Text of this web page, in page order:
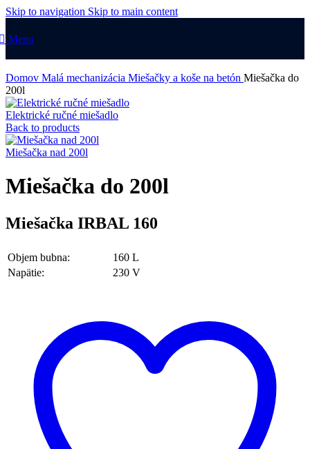
Skip to navigation Skip to main content
Menu
Domov Malá mechanizácia Miešačky a koše na betón Miešačka do
200l
Elektrické ručné miešadlo
Back to products
Miešačka nad 200l
Miešačka do 200l
Miešačka IRBAL 160
Objem bubna:
160 L
Napätie:
230 V